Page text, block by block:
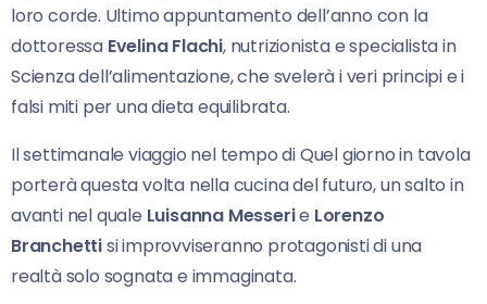
loro corde. Ultimo appuntamento dell’anno con la
dottoressa Evelina Flachi, nutrizionista e specialista in
Scienza dell’alimentazione, che svelerà i veri principi e i
falsi miti per una dieta equilibrata.
Il settimanale viaggio nel tempo di Quel giorno in tavola
porterà questa volta nella cucina del futuro, un salto in
avanti nel quale Luisanna Messerie Lorenzo
Branchettisi improvviseranno protagonisti di una
realtà solo sognata e immaginata.